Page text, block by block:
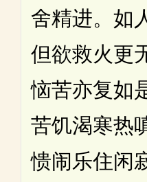
舍精进。如
但欲救火更
恼苦亦复如
苦饥渴寒热
愦闹乐住闲